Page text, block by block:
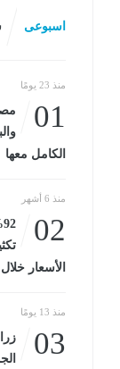
اسبوعى
منذ 23 يومًا
01
الكامل معها
منذ 6 أشهر
02
الأسعار
منذ 13 يومًا
03